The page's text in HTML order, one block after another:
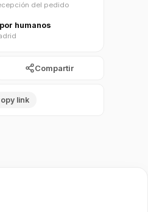
del pedido
humanos
Compartir
link